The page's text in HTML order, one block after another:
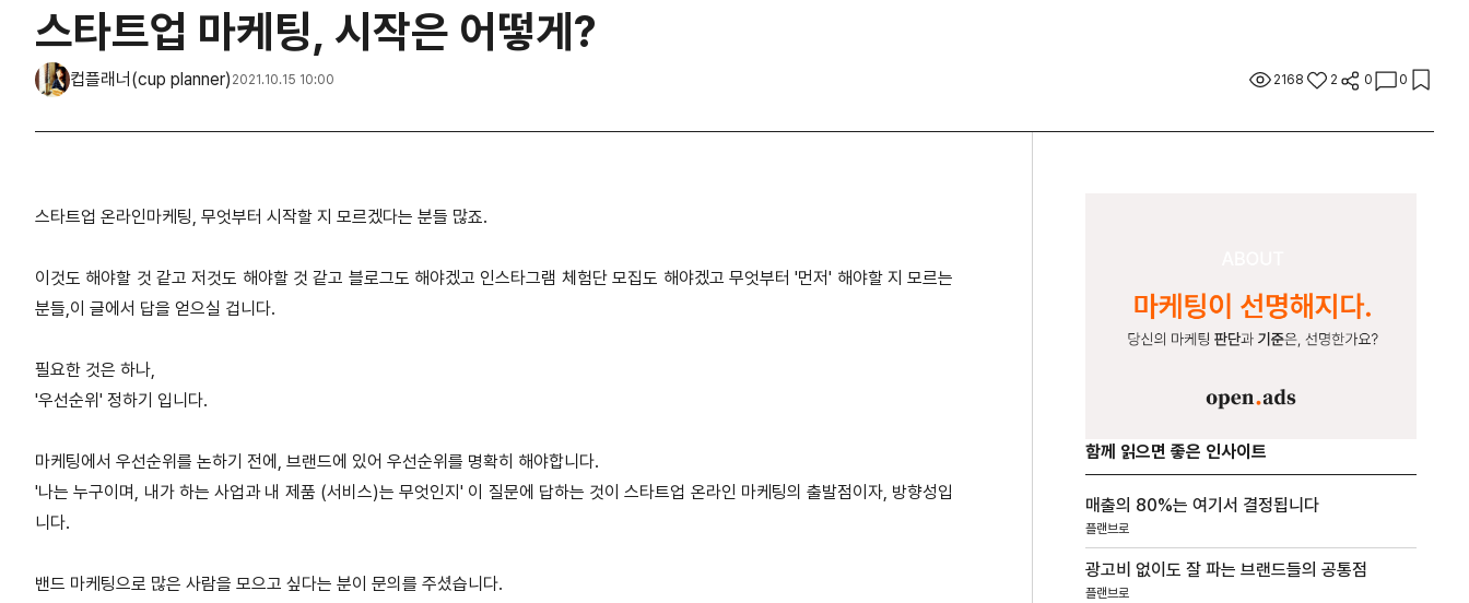
스타트업 마케팅, 시작은 어떻게?
컵플래너(cup planner) 2021.10.15 10:00 2168 2 0 0
스타트업 온라인마케팅, 무엇부터 시작할 지 모르겠다는 분들 많죠.
이것도 해야할 것 같고 저것도 해야할 것 같고 블로그도 해야겠고 인스타그램 체험단 모집도 해야겠고 무엇부터 '먼저' 해야할 지 모르는
분들,이 글에서 답을 얻으실 겁니다.
필요한 것은 하나,
'우선순위 ' 정하기 입니다.​
마케팅에서 우선순위를 논하기 전에 , 브랜드에 있어 우선순위를 명확히 해야합니다.
'나는 누구이며 , 내가 하는 사업과 내 제품 (서비스)는 무엇인지' 이 질문에 답하는 것이 스타트업 온라인 마케팅의 출발점이자, 방향성입
니다.
밴드 마케팅으로 많은 사람을 모으고 싶다는 분이 문의를 주셨습니다.
함께 읽으면 좋은 인사이트
매출의 80%는 여기서 결정됩니다
플랜브로
광고비 없이도 잘 파는 브랜드들의 공통점
플랜브로